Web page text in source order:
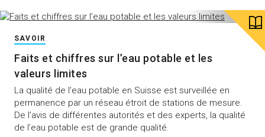
SAVOIR
Faits et chiffres sur l’eau potable et les
valeurs limites
La qualité de l’eau potable en Suisse est surveillée en
permanence par un réseau étroit de stations de mesure.
De l’avis de différentes autorités et des experts, la qualité
de l’eau potable est de grande qualité.